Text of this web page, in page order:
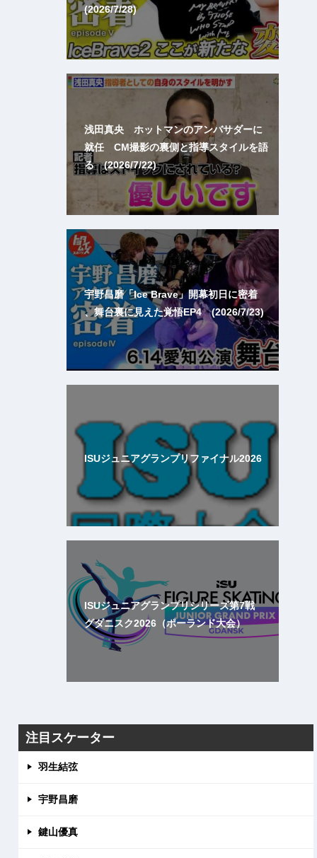
(2026/7/28)
浅田真央 ホットマンのアンバサダーに
就任 CM撮影の裏側と指導スタイルを語
る (2026/7/22)
宇野昌磨「Ice Brave」開幕初日に密着
、舞台裏に見えた覚悟EP4 (2026/7/23)
ISUジュニアグランプリファイナル2026
ISUジュニアグランプリシリーズ第7戦
グダニスク2026（ポーランド大会）
注目スケーター
羽生結弦
宇野昌磨
鍵山優真